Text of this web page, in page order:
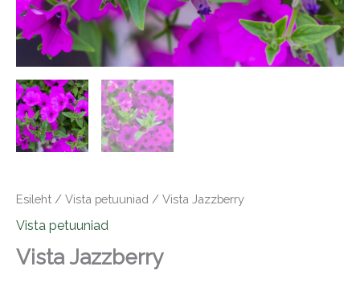
Esileht / Vista petuuniad / Vista Jazzberry
Vista petuuniad
Vista Jazzberry